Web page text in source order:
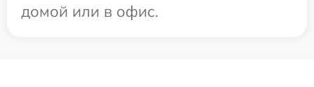
домой или в офис.